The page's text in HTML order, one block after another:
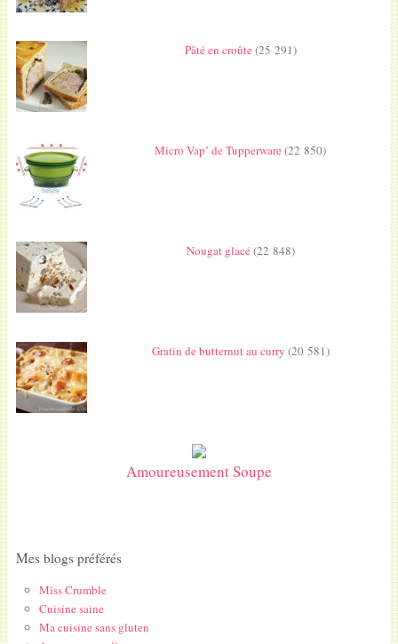
Pâté en croûte(25 291)
Micro Vap’ de Tupperware(22 850)
Nougat glacé(22 848)
Gratin de butternut au curry (20 581)
Amoureusement Soupe
Mes blogs préférés
Miss Crumble
Cuisine saine
Ma cuisine sans gluten